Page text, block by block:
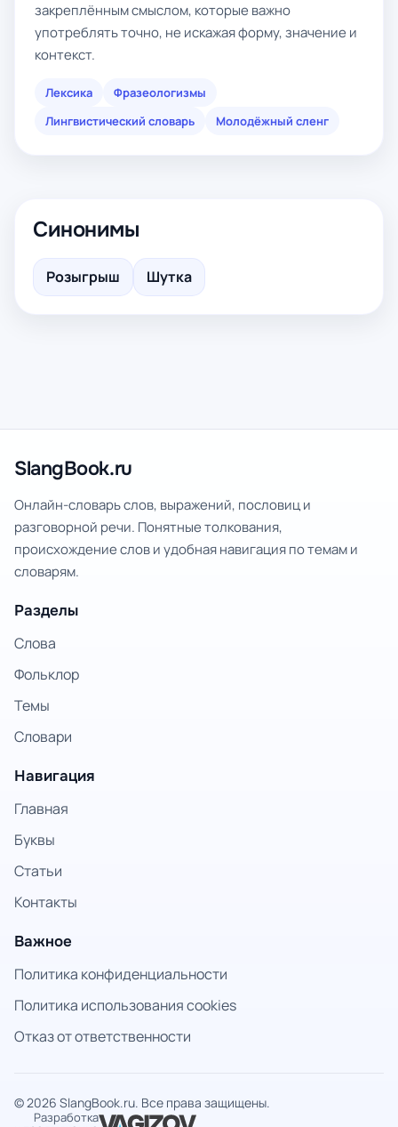
закреплённым смыслом, которые важно
употреблять точно, не искажая форму, значение и
контекст.
Лексика
Фразеологизмы
Лингвистический словарь
Молодёжный сленг
Синонимы
Розыгрыш Шутка
SlangBook.ru
Онлайн-словарь слов, выражений, пословиц и
разговорной речи. Понятные толкования,
происхождение слов и удобная навигация по темам и
словарям.
Разделы
Слова
Фольклор
Темы
Словари
Навигация
Главная
Буквы
Статьи
Контакты
Важное
Политика конфиденциальности
Политика использования cookies
Отказ от ответственности
© 2026 SlangBook.ru. Все права защищены.
Разработка